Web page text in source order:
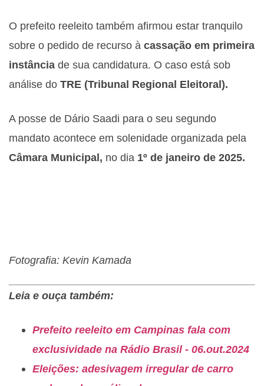
O prefeito reeleito também afirmou estar tranquilo
sobre o pedido de recurso à cassação em primeira
instância de sua candidatura. O caso está sob
análise do TRE (Tribunal Regional Eleitoral).
A posse de Dário Saadi para o seu segundo
mandato acontece em solenidade organizada pela
Câmara Municipal, no dia 1º de janeiro de 2025.
Fotografia: Kevin Kamada
Leia e ouça também:
Prefeito reeleito em Campinas fala com
exclusividade na Rádio Brasil - 06.out.2024
Eleições: adesivagem irregular de carro